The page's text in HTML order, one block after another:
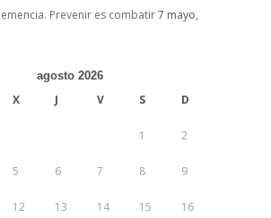
Prevenir es combatir7 mayo,
agosto 2026
X J V S D
1 2
5 6 7 8 9
12 13 14 15 16